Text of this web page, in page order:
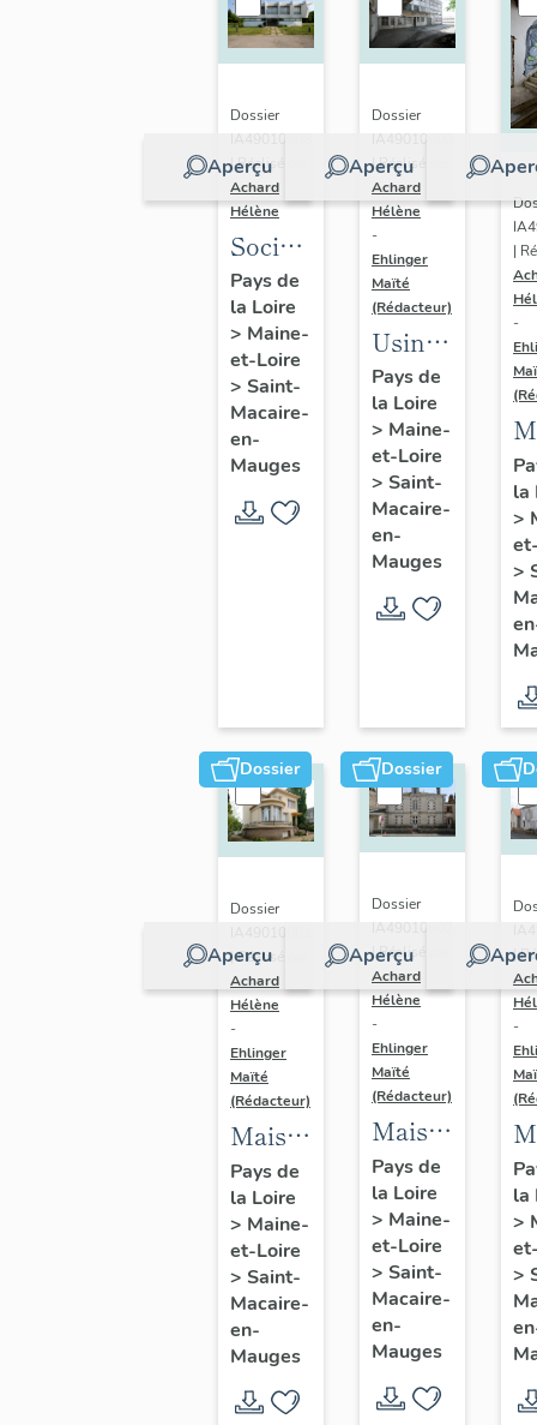
Aperçu
Dossier
IA49010608
| Réalisé par
Achard
Hélène
Société
Anonyme
de
Chaussures
Pays de
la Loire
> Maine-
et-Loire
> Saint-
Macaire-
en-
Mauges
Aperçu
Dossier
IA49010600
| Réalisé par
Achard
Hélène
-
Ehlinger
Maïté
(Rédacteur)
Usine
de
chaussures
Repussard-
Chupin,
22 rue
d'Anjou
Pays de
la Loire
> Maine-
et-Loire
> Saint-
Macaire-
en-
Mauges
|
-
d'
la
>
>
Dossier
Aperçu
Dossier
IA49010601
| Réalisé par
Achard
Hélène
-
Ehlinger
Maïté
(Rédacteur)
Maison
de
l'industriel
Auguste
Repussard,
24 rue
d'
Anjou,
Saint-
Pays de
la Loire
> Maine-
et-Loire
> Saint-
Macaire-
en-
Mauges
Dossier
Aperçu
Dossier
IA49010602
| Réalisé par
Achard
Hélène
-
Ehlinger
Maïté
(Rédacteur)
Maison
de
l'industriel
Yves
Repussard,20
rue d'
Anjou,
Saint-
Macaire-
Pays de
la Loire
> Maine-
et-Loire
> Saint-
Macaire-
en-
Mauges
|
-
la
>
>